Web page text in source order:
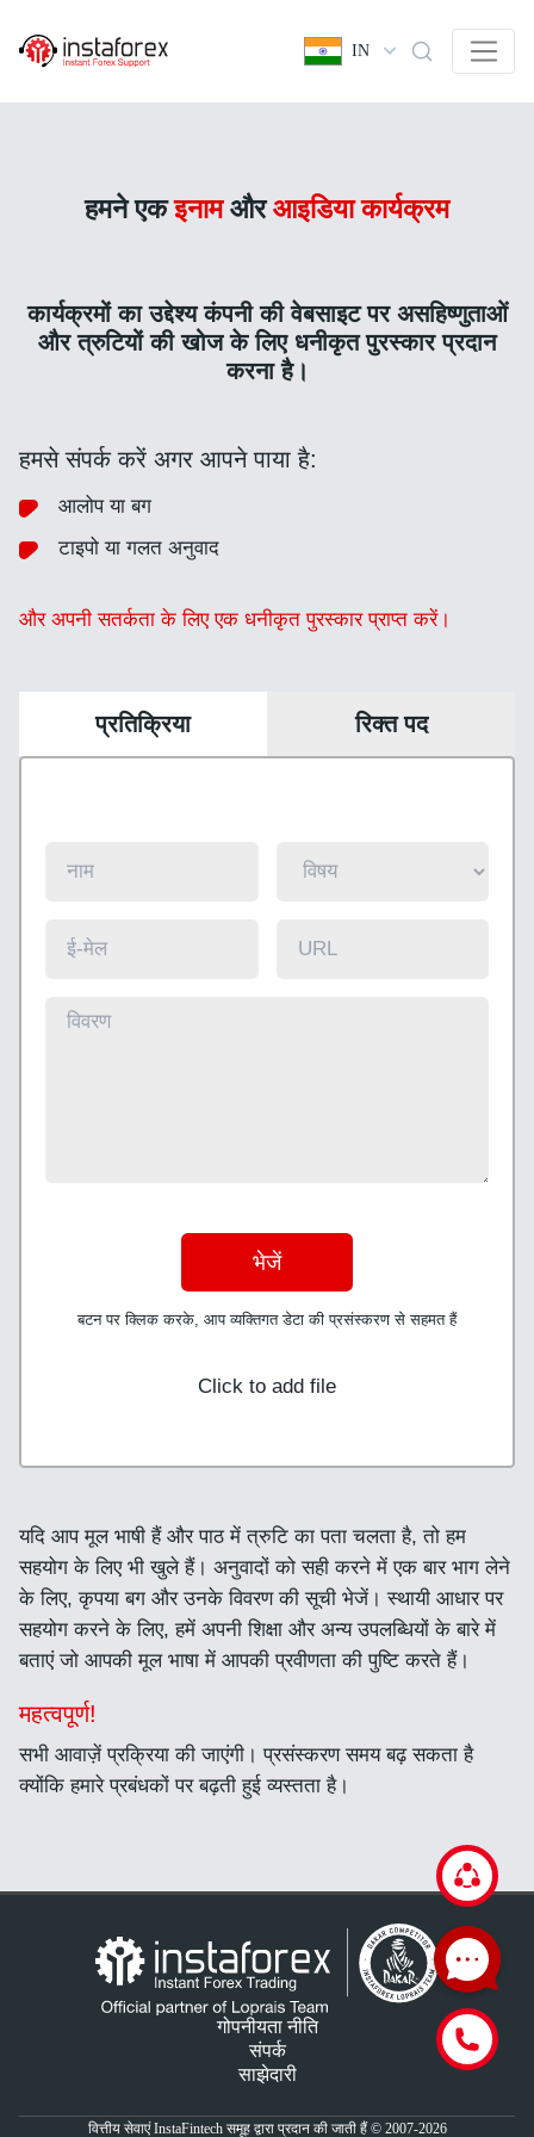
IN
हमने एकइनामऔरआइडिया कार्यक्रम
कार्यक्रमों का उद्देश्य कंपनी की वेबसाइट पर असहिष्णुताओं
और त्रुटियों की खोज के लिए धनीकृत पुरस्कार प्रदान
करना है।
हमसे संपर्क करें अगर आपने पाया है:
आलोप या बग
टाइपो या गलत अनुवाद
और अपनी सतर्कता के लिए एक धनीकृत पुरस्कार प्राप्त करें।
प्रतिक्रिया रिक्त पद
भेजें
बटन पर क्लिक करके, आप व्यक्तिगत डेटा की प्रसंस्करण से सहमत हैं
Click to add file
यदि आप मूल भाषी हैं और पाठ में त्रुटि का पता चलता है, तो हम
सहयोग के लिए भी खुले हैं। अनुवादों को सही करने में एक बार भाग लेने
के लिए, कृपया बग और उनके विवरण की सूची भेजें। स्थायी आधार पर
सहयोग करने के लिए, हमें अपनी शिक्षा और अन्य उपलब्धियों के बारे में
बताएं जो आपकी मूल भाषा में आपकी प्रवीणता की पुष्टि करते हैं।
महत्वपूर्ण!
सभी आवाज़ें प्रक्रिया की जाएंगी। प्रसंस्करण समय बढ़ सकता है
क्योंकि हमारे प्रबंधकों पर बढ़ती हुई व्यस्तता है।
गोपनीयता नीति
संपर्क
साझेदारी
वित्तीय सेवाएं InstaFintech समूह द्वारा प्रदान की जाती हैं © 2007-2026